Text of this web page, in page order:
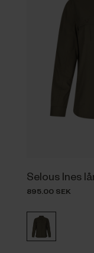
Selous Ines
895.00 SEK